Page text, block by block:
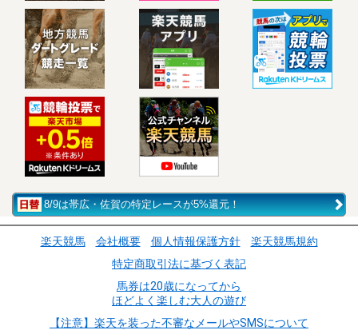
8/9は帯広・佐賀の特定レースが5%還元！
楽天競馬 会社概要 個人情報保護方針
楽天競馬規約
特定商取引法に基づく表記
馬券は20歳になってから
ほどよく楽しむ大人の遊び
【注意】楽天を装った不審なメールやSMSについて